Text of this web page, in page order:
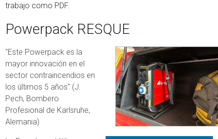
trabajo como PDF.
Powerpack RESQUE
"Este Powerpack es la
mayor innovación en el
sector contraincendios en
los últimos 5 años" (J.
Pech, Bombero
Profesional de Karlsruhe,
Alemania)